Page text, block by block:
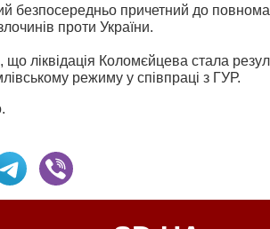
безпосередньо причетний до
проти України.
що ліквідація Коломєйцева стала
режиму у співпраці з ГУР.